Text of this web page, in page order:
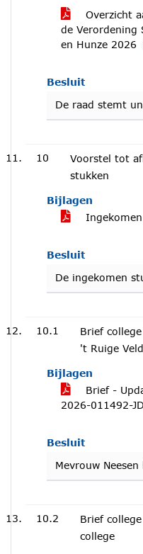
Overzicht
de Verordening
en Hunze 2026
Besluit
De raad stemt
10
Voorstel tot
stukken
Bijlagen
Besluit
De ingekomen
10.1
Brief
't Ruige Veld
Bijlagen
Brief -
2026-011492-JD
Besluit
Mevrouw
10.2
Brief
college